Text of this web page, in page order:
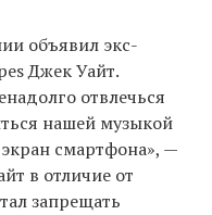
объявил экс-
Джек Уайт.
отвлечься
нашей музыкой
смартфона», —
в отличие от
запрещать